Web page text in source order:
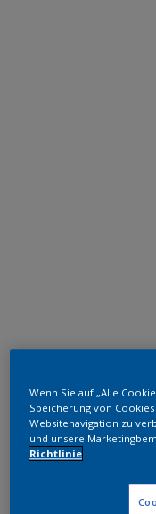
RAL 2008 HR
SF808G
Wenn Sie auf „Alle
Speicherung von
Websitenavigation zu
und unsere
Richtlinie